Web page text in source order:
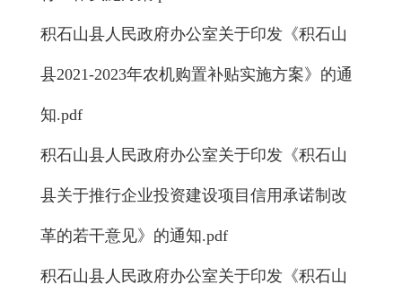
积石山县人民政府办公室关于印发《积石山
县2021-2023年农机购置补贴实施方案》的通
知.pdf
积石山县人民政府办公室关于印发《积石山
县关于推行企业投资建设项目信用承诺制改
革的若干意见》的通知.pdf
积石山县人民政府办公室关于印发《积石山